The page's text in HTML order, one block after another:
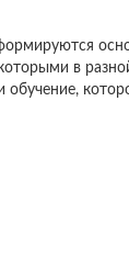
в
обучение,